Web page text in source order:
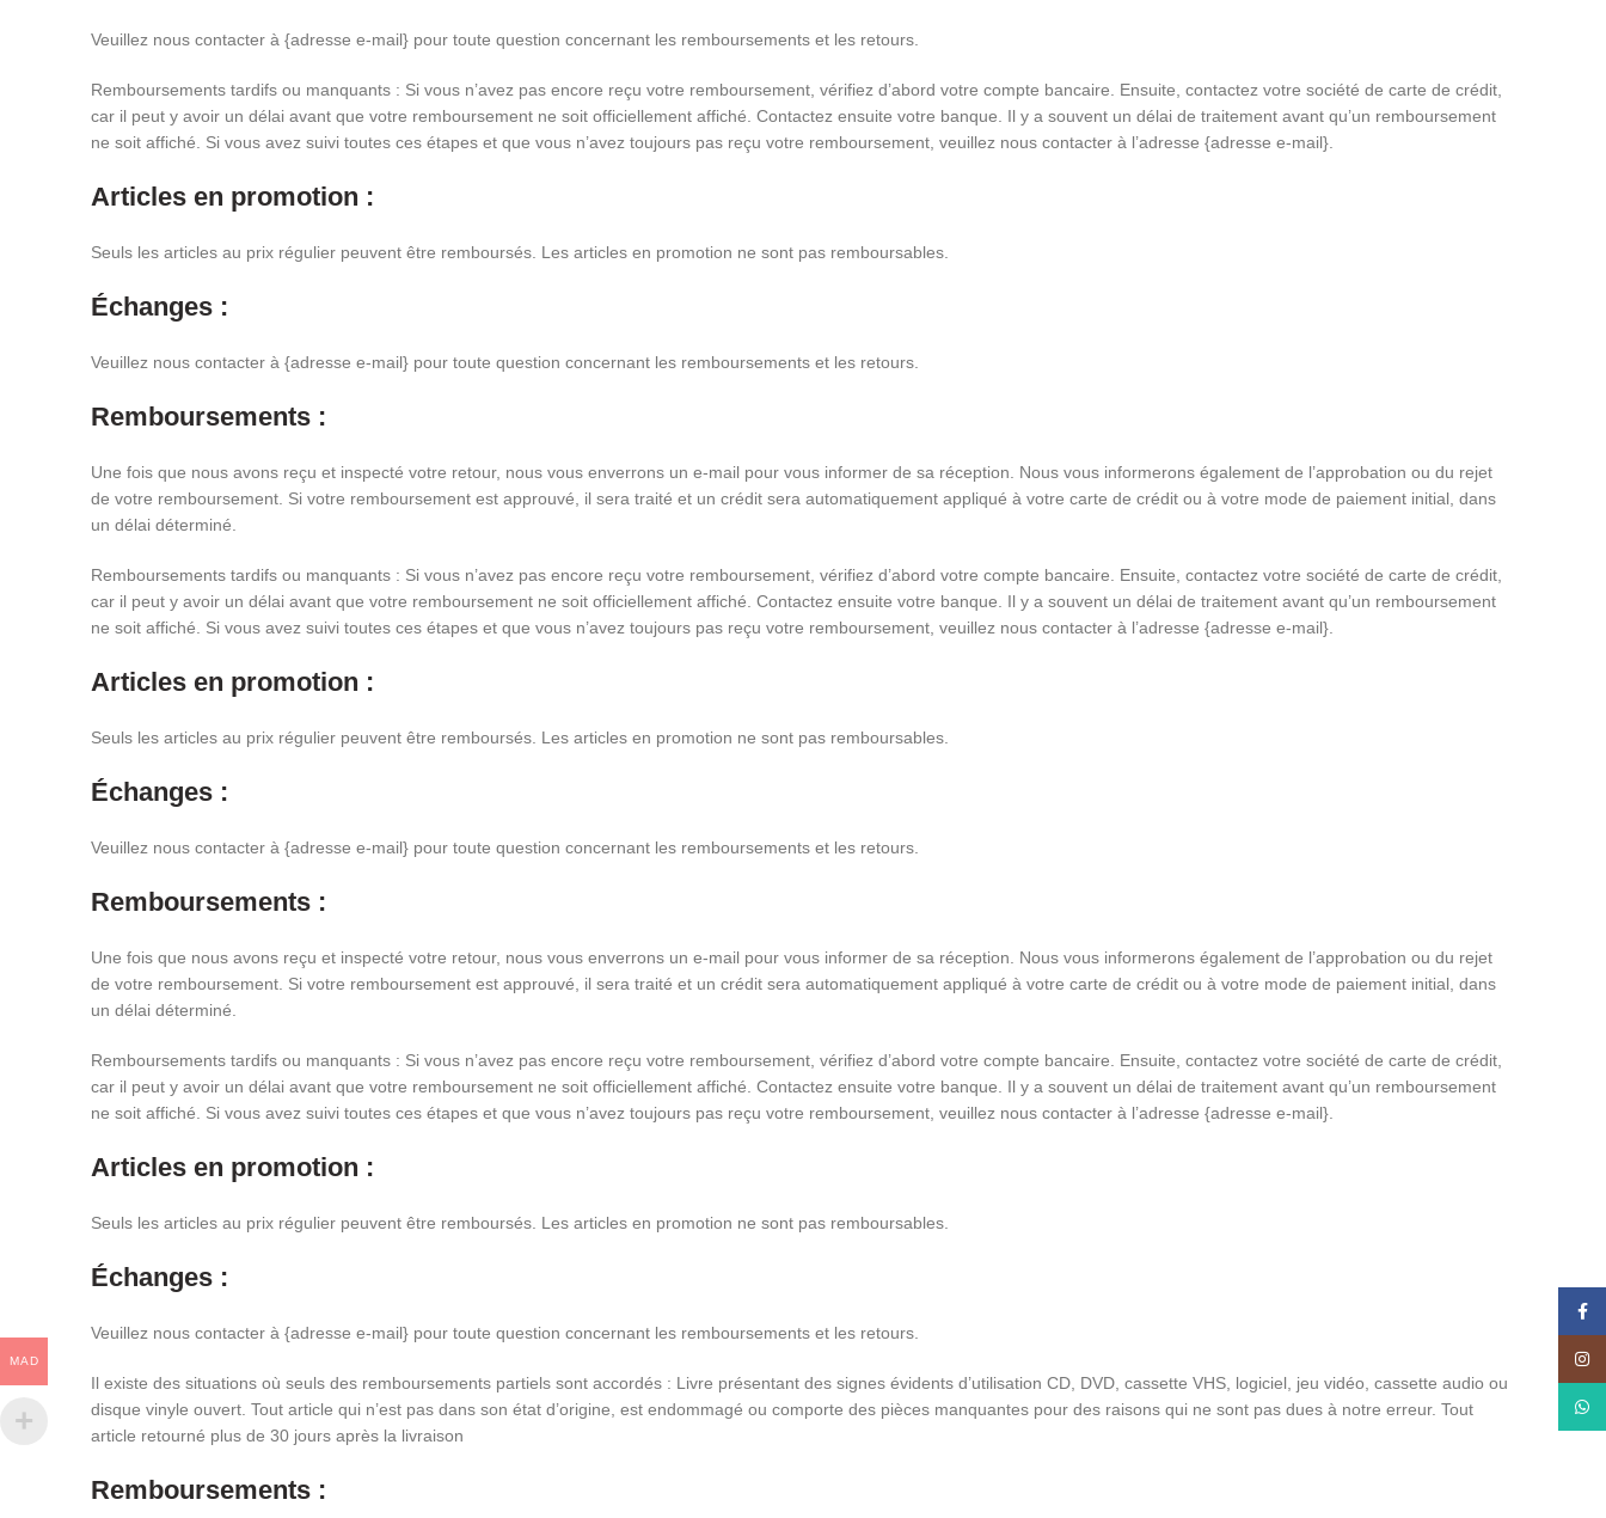
Veuillez nous contacter à {adresse e-mail} pour toute question concernant les remboursements et les retours.
Remboursements tardifs ou manquants : Si vous n’avez pas encore reçu votre remboursement, vérifiez d’abord votre compte bancaire. Ensuite, contactez votre société de carte de crédit,
car il peut y avoir un délai avant que votre remboursement ne soit officiellement affiché. Contactez ensuite votre banque. Il y a souvent un délai de traitement avant qu’un remboursement
ne soit affiché. Si vous avez suivi toutes ces étapes et que vous n’avez toujours pas reçu votre remboursement, veuillez nous contacter à l’adresse {adresse e-mail}.
Articles en promotion :
Seuls les articles au prix régulier peuvent être remboursés. Les articles en promotion ne sont pas remboursables.
Échanges :
Veuillez nous contacter à {adresse e-mail} pour toute question concernant les remboursements et les retours.
Remboursements :
Une fois que nous avons reçu et inspecté votre retour, nous vous enverrons un e-mail pour vous informer de sa réception. Nous vous informerons également de l’approbation ou du rejet
de votre remboursement. Si votre remboursement est approuvé, il sera traité et un crédit sera automatiquement appliqué à votre carte de crédit ou à votre mode de paiement initial, dans
un délai déterminé.
Remboursements tardifs ou manquants : Si vous n’avez pas encore reçu votre remboursement, vérifiez d’abord votre compte bancaire. Ensuite, contactez votre société de carte de crédit,
car il peut y avoir un délai avant que votre remboursement ne soit officiellement affiché. Contactez ensuite votre banque. Il y a souvent un délai de traitement avant qu’un remboursement
ne soit affiché. Si vous avez suivi toutes ces étapes et que vous n’avez toujours pas reçu votre remboursement, veuillez nous contacter à l’adresse {adresse e-mail}.
Articles en promotion :
Seuls les articles au prix régulier peuvent être remboursés. Les articles en promotion ne sont pas remboursables.
Échanges :
Veuillez nous contacter à {adresse e-mail} pour toute question concernant les remboursements et les retours.
Remboursements :
Une fois que nous avons reçu et inspecté votre retour, nous vous enverrons un e-mail pour vous informer de sa réception. Nous vous informerons également de l’approbation ou du rejet
de votre remboursement. Si votre remboursement est approuvé, il sera traité et un crédit sera automatiquement appliqué à votre carte de crédit ou à votre mode de paiement initial, dans
un délai déterminé.
Remboursements tardifs ou manquants : Si vous n’avez pas encore reçu votre remboursement, vérifiez d’abord votre compte bancaire. Ensuite, contactez votre société de carte de crédit,
car il peut y avoir un délai avant que votre remboursement ne soit officiellement affiché. Contactez ensuite votre banque. Il y a souvent un délai de traitement avant qu’un remboursement
ne soit affiché. Si vous avez suivi toutes ces étapes et que vous n’avez toujours pas reçu votre remboursement, veuillez nous contacter à l’adresse {adresse e-mail}.
Articles en promotion :
Seuls les articles au prix régulier peuvent être remboursés. Les articles en promotion ne sont pas remboursables.
Échanges :
Veuillez nous contacter à {adresse e-mail} pour toute question concernant les remboursements et les retours.
Il existe des situations où seuls des remboursements partiels sont accordés : Livre présentant des signes évidents d’utilisation CD, DVD, cassette VHS, logiciel, jeu vidéo, cassette audio ou
disque vinyle ouvert. Tout article qui n’est pas dans son état d’origine, est endommagé ou comporte des pièces manquantes pour des raisons qui ne sont pas dues à notre erreur. Tout
article retourné plus de 30 jours après la livraison
Remboursements :
MAD